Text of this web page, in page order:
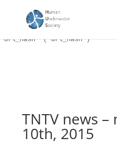
key '22hus_44_blc_links.url_hash']
ALTER TABLE
`url_hash` (`url_hash`)
TNTV news
10th, 2015